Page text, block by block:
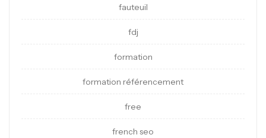
fauteuil
fdj
formation
formation référencement
free
french seo